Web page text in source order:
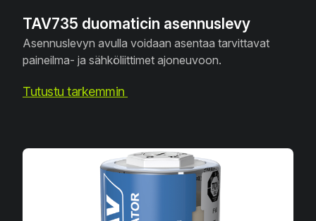
TAV735 duomaticin asennuslevy
Asennuslevyn avulla voidaan asentaa tarvittavat
paineilma- ja sähköliittimet ajoneuvoon.
Tutustu tarkemmin